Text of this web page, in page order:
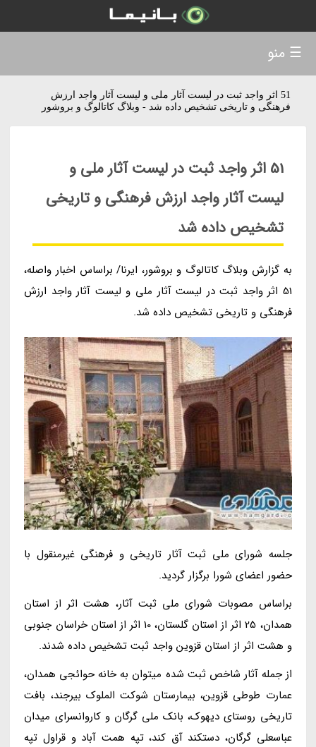
51 اثر واجد ثبت در لیست آثار ملی و لیست آثار واجد ارزش
فرهنگی و تاریخی تشخیص داده شد - وبلاگ کاتالوگ و بروشور
51 اثر واجد ثبت در لیست آثار ملی و
لیست آثار واجد ارزش فرهنگی و تاریخی
تشخیص داده شد
به گزارش وبلاگ کاتالوگ و بروشور، ایرنا/ براساس اخبار واصله،
51 اثر واجد ثبت در لیست آثار ملی و لیست آثار واجد ارزش
فرهنگی و تاریخی تشخیص داده شد.
جلسه شورای ملی ثبت آثار تاریخی و فرهنگی غیرمنقول با
حضور اعضای شورا برگزار گردید.
براساس مصوبات شورای ملی ثبت آثار، هشت اثر از استان
همدان، 25 اثر از استان گلستان، 10 اثر از استان خراسان جنوبی
و هشت اثر از استان قزوین واجد ثبت تشخیص داده شدند.
از جمله آثار شاخص ثبت شده میتوان به خانه حوائجی همدان،
عمارت طوطی قزوین، بیمارستان شوکت الملوک بیرجند، بافت
تاریخی روستای دیهوک، بانک ملی گرگان و کاروانسرای میدان
عباسعلی گرگان، دستکند آق کند، تپه همت آباد و قراول تپه
☰ منو